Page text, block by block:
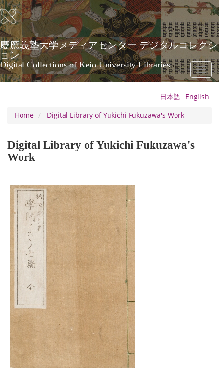
Skip
to
main
content
慶應義塾大学メディアセンター デジタルコレクシ
ョン
Digital Collections of Keio University Libraries
Toggle
日本語 English
Home
Digital Library of Yukichi Fukuzawa's Work
Digital Library of Yukichi Fukuzawa's
Work